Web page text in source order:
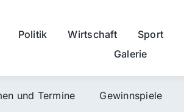
Politik Wirtschaft Sport
Galerie
und Termine Gewinnspiele